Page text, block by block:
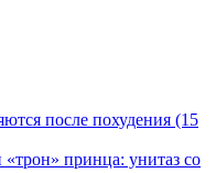
после похудения (15
принца: унитаз со